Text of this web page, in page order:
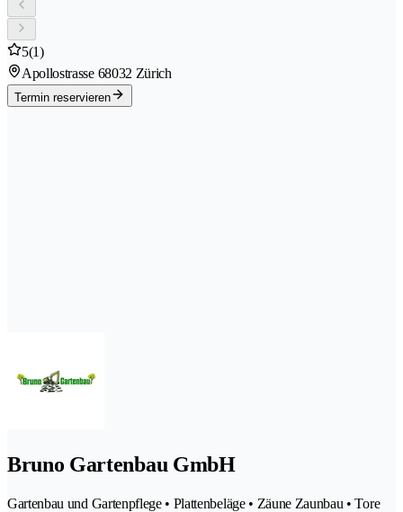
5(1)
Apollostrasse 68032 Zürich
Termin reservieren
Bruno Gartenbau GmbH
Gartenbau und Gartenpflege • Plattenbeläge • Zäune Zaunbau • Tore